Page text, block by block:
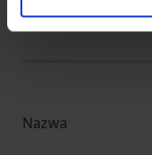
Nazwa